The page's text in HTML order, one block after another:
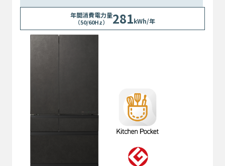
年間消費電力量
（50/60Hz） 281kWh/年